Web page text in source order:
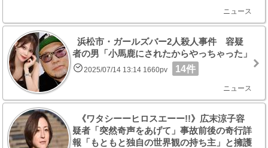
ニュース
浜松市・ガールズバー2人殺人事件 容疑
者の男「小馬鹿にされたからやっちゃった」
2025/07/14 13:14 1660pv 14件
ニュース
《ワタシーーヒロスエーー!!》広末涼子容
疑者「突然奇声をあげて」事故前後の奇行詳
報「もともと独自の世界観の持ち主」と擁護